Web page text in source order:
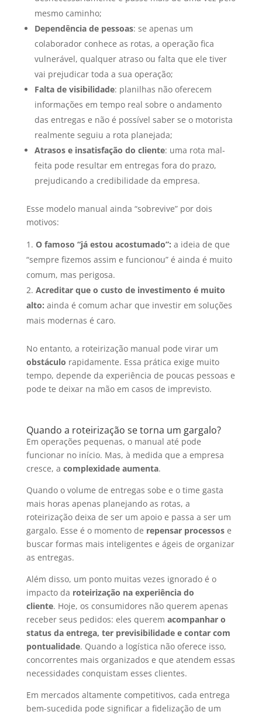
mesmo caminho;
Dependência de pessoas: se apenas um
colaborador conhece as rotas, a operação fica
vulnerável, qualquer atraso ou falta que ele tiver
vai prejudicar toda a sua operação;
Falta de visibilidade: planilhas não oferecem
informações em tempo real sobre o andamento
das entregas e não é possível saber se o motorista
realmente seguiu a rota planejada;
Atrasos e insatisfação do cliente: uma rota mal-
feita pode resultar em entregas fora do prazo,
prejudicando a credibilidade da empresa.
Esse modelo manual ainda “sobrevive” por dois
motivos:
O famoso “já estou acostumado”: a ideia de que
“sempre fizemos assim e funcionou” é ainda é muito
comum, mas perigosa.
Acreditar que o custo de investimento é muito
alto: ainda é comum achar que investir em soluções
mais modernas é caro.
No entanto, a roteirização manual pode virar um
obstáculo rapidamente. Essa prática exige muito
tempo, depende da experiência de poucas pessoas e
pode te deixar na mão em casos de imprevisto.
Quando a roteirização se torna um gargalo?
Em operações pequenas, o manual até pode
funcionar no início. Mas, à medida que a empresa
cresce, a complexidade aumenta.
Quando o volume de entregas sobe e o time gasta
mais horas apenas planejando as rotas, a
roteirização deixa de ser um apoio e passa a ser um
gargalo. Esse é o momento de repensar processos e
buscar formas mais inteligentes e ágeis de organizar
as entregas.
Além disso, um ponto muitas vezes ignorado é o
impacto da roteirização na experiência do
cliente. Hoje, os consumidores não querem apenas
receber seus pedidos: eles querem acompanhar o
status da entrega, ter previsibilidade e contar com
pontualidade. Quando a logística não oferece isso,
concorrentes mais organizados e que atendem essas
necessidades conquistam esses clientes.
Em mercados altamente competitivos, cada entrega
bem-sucedida pode significar a fidelização de um